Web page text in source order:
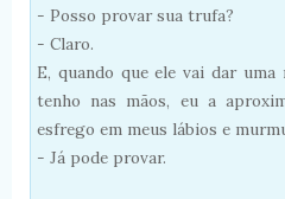
- Posso provar sua trufa?
- Claro.
E, quando que ele vai dar
tenho nas mãos, eu a
esfrego em meus lábios e
- Já pode provar.